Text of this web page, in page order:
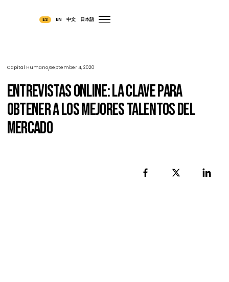
ES 中文
EN 日本語
Entrevistas Online: La Clave Para
Obtener A Los Mejores Talentos Del